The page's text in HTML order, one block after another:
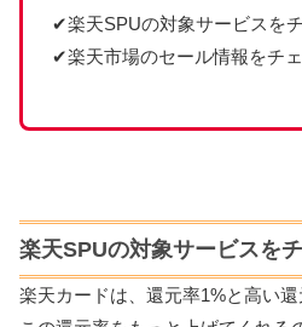
✔楽天SPUの対象サービスを
✔楽天市場のセール情報をチ
楽天SPUの対象サービスを
楽天カードは、還元率1%と高い還